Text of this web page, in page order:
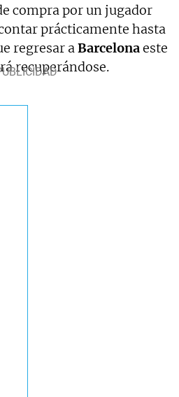
compra por un jugador
prácticamente hasta
regresar aBarcelonaeste
recuperándose.